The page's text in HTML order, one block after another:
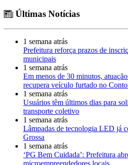
Últimas Notícias
1 semana atrás
Prefeitura reforça prazos de
municipais
1 semana atrás
Em menos de 30 minutos,
recupera veículo furtado no
1 semana atrás
Usuários têm últimos dias para
transporte coletivo
1 semana atrás
Lâmpadas de tecnologia LED já
Grossa
1 semana atrás
‘PG Bem Cuidada’: Prefeitura
microempreendedores locais